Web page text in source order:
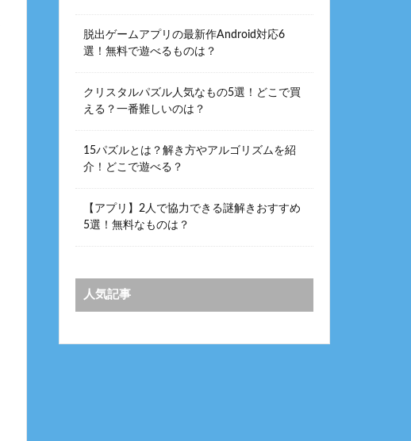
脱出ゲームアプリの最新作Android対応6
選！無料で遊べるものは？
クリスタルパズル人気なもの5選！どこで買
える？一番難しいのは？
15パズルとは？解き方やアルゴリズムを紹
介！どこで遊べる？
【アプリ】2人で協力できる謎解きおすすめ
5選！無料なものは？
人気記事